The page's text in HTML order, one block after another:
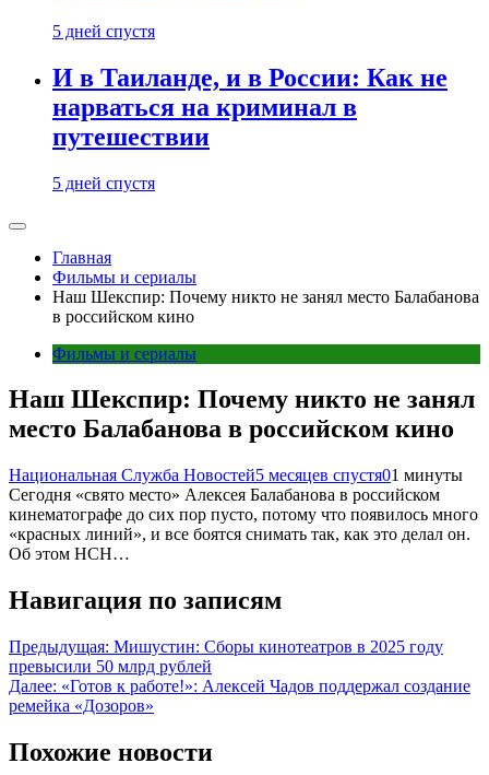
5 дней спустя
И в Таиланде, и в России: Как не
нарваться на криминал в
путешествии
5 дней спустя
Главная
Фильмы и сериалы
Наш Шекспир: Почему никто не занял место Балабанова
в российском кино
Фильмы и сериалы
Наш Шекспир: Почему никто не занял
место Балабанова в российском кино
Национальная Служба Новостей5 месяцев спустя01 минуты
Сегодня «свято место» Алексея Балабанова в российском
кинематографе до сих пор пусто, потому что появилось много
«красных линий», и все боятся снимать так, как это делал он.
Об этом НСН…
Навигация по записям
Предыдущая: Мишустин: Сборы кинотеатров в 2025 году
превысили 50 млрд рублей
Далее: «Готов к работе!»: Алексей Чадов поддержал создание
ремейка «Дозоров»
Похожие новости